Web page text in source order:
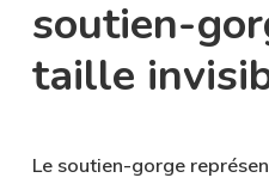
soutien-
taille
Le soutien-gorge